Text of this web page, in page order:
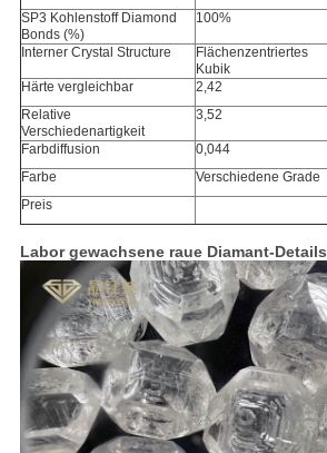
SP3 Kohlenstoff Diamond
Bonds (%)
100%
Interner Crystal Structure
Flächenzentriertes
Kubik
Härte vergleichbar
2,42
Relative
Verschiedenartigkeit
3,52
Farbdiffusion 0,044
Farbe
Verschiedene Grade
Preis
Labor gewachsene raue Diamant-Details